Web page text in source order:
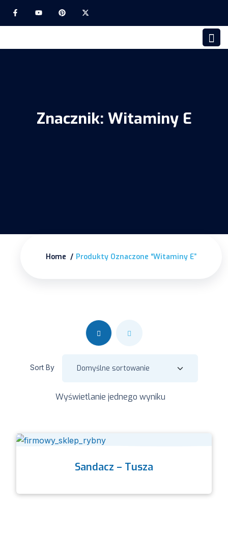
Znacznik: Witaminy E
Home Produkty Oznaczone “witaminy E”
Sort By
Wyświetlanie jednego wyniku
Sandacz – Tusza